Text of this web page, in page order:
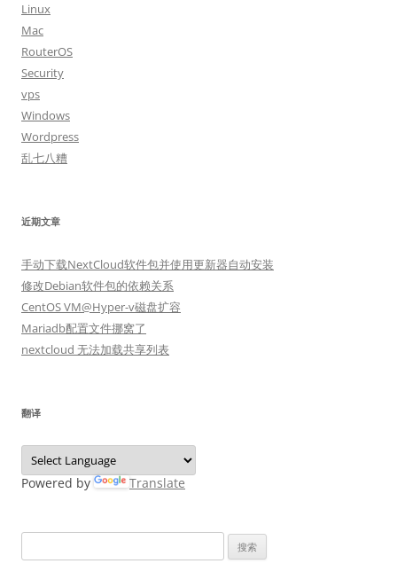
Linux
Mac
RouterOS
Security
vps
Windows
Wordpress
乱七八糟
近期文章
手动下载NextCloud软件包并使用更新器自动安装
修改Debian软件包的依赖关系
CentOS VM@Hyper-v磁盘扩容
Mariadb配置文件挪窝了
nextcloud 无法加载共享列表
翻译
Powered by Translate
索：